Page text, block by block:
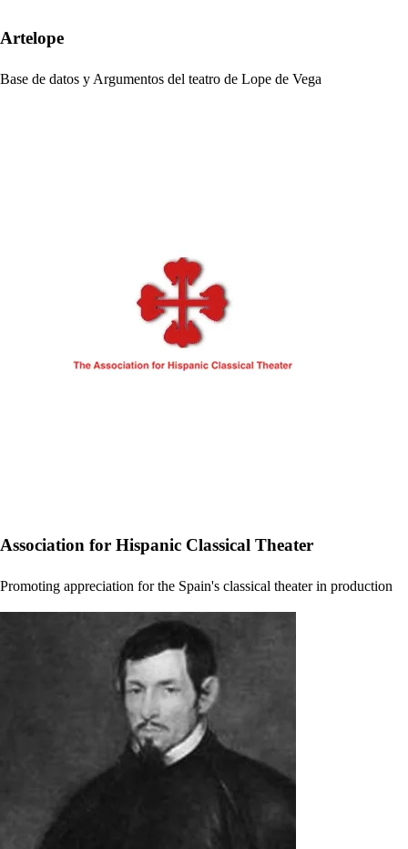
Artelope
Base de datos y Argumentos del teatro de Lope de Vega
Association for Hispanic Classical Theater
Promoting appreciation for the Spain's classical theater in production